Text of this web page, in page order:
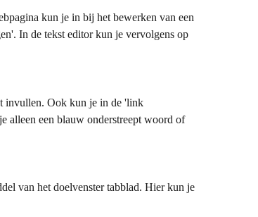
kun je in bij het bewerken van een
In de tekst editor kun je vervolgens op
invullen. Ook kun je in de 'link
alleen een blauw onderstreept woord of
van het doelvenster tabblad. Hier kun je